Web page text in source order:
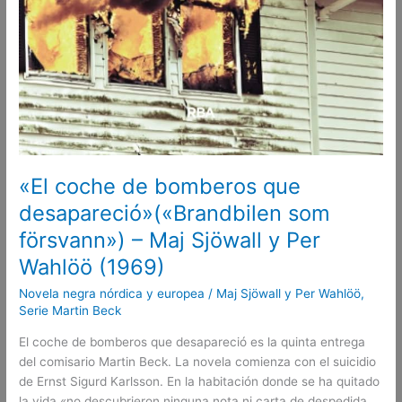
«El coche de bomberos que
desapareció»(«Brandbilen som
försvann») – Maj Sjöwall y Per
Wahlöö (1969)
Novela negra nórdica y europea / Maj Sjöwall y Per Wahlöö,
Serie Martin Beck
El coche de bomberos que desapareció es la quinta entrega
del comisario Martin Beck. La novela comienza con el suicidio
de Ernst Sigurd Karlsson. En la habitación donde se ha quitado